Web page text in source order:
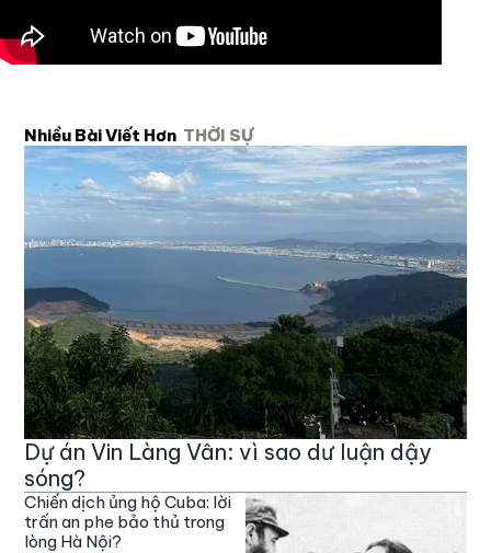
Nhiều Bài Viết Hơn THỜI SỰ
Dự án Vin Làng Vân: vì sao dư luận dậy
sóng?
Chiến dịch ủng hộ Cuba: lời
trấn an phe bảo thủ trong
lòng Hà Nội?